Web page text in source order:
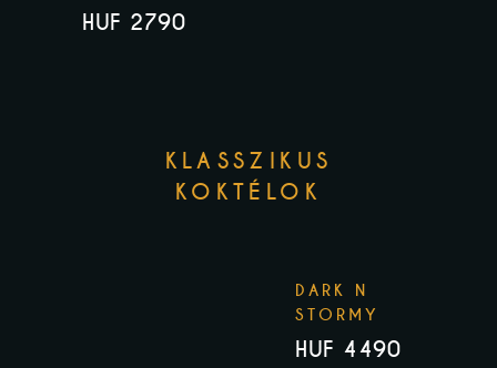
HUF 2790
KLASSZIKUS
KOKTÉLOK
DARK N
STORMY
HUF 4490